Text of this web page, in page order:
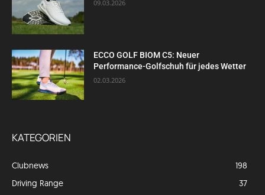
09.03.2026
ECCO GOLF BIOM C5: Neuer
Performance-Golfschuh für jedes Wetter
02.03.2026
KATEGORIEN
Clubnews
198
Driving Range
37